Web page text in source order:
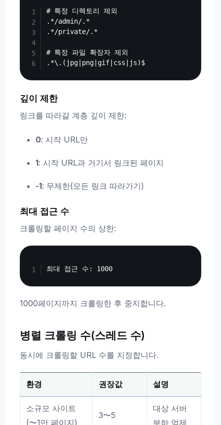
# 특정 디렉토리 제외
.*/admin/.*
.*/private/.*
# 특정 파일 확장자 제외
깊이 제한
링크를 따라갈 계층 깊이 제한:
0: 시작 URL만
1: 시작 URL과 거기서 링크된 페이지
-1: 무제한(모든 링크 따라가기)
최대 접근 수
크롤링할 페이지 수의 상한:
1000페이지까지 크롤링한 후 중지합니다.
병렬 크롤링 수(스레드 수)
동시에 크롤링할 URL 수를 지정합니다.
환경 권장값 설명
소규모 사이트
(〜1만 페이지)
3〜5
대상 서버
부하 억제